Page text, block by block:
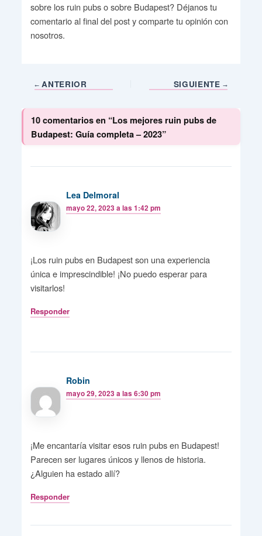
sobre los ruin pubs o sobre Budapest? Déjanos tu
comentario al final del post y comparte tu opinión con
nosotros.
ANTERIOR SIGUIENTE
10 comentarios en “Los mejores ruin pubs de
Budapest: Guía completa – 2023”
Lea Delmoral
mayo 22, 2023 a las 1:42 pm
¡Los ruin pubs en Budapest son una experiencia
única e imprescindible! ¡No puedo esperar para
visitarlos!
Responder
Robin
mayo 29, 2023 a las 6:30 pm
¡Me encantaría visitar esos ruin pubs en Budapest!
Parecen ser lugares únicos y llenos de historia.
¿Alguien ha estado allí?
Responder